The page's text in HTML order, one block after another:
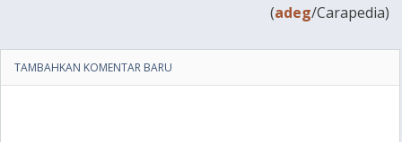
(adeg/Carapedia)
TAMBAHKAN KOMENTAR BARU